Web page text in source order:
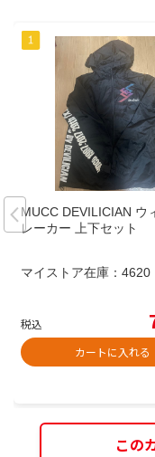
MUCC DEVILICIAN ウ
レーカー 上下セット
マイストア在庫： 4620
税込
カートに入れる
この